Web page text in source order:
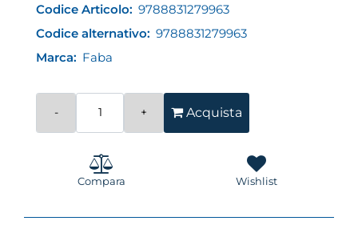
Codice Articolo: 9788831279963
Codice alternativo: 9788831279963
Marca: Faba
Acquista
Compara Wishlist